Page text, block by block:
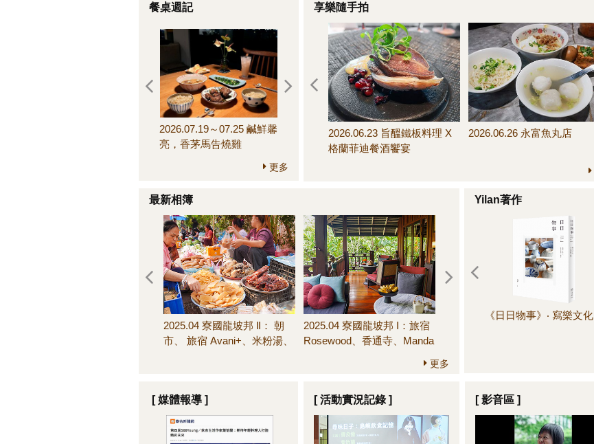
餐桌週記
2026.07.19～07.25 鹹鮮馨
亮，香茅馬告燒雞
2026.07.11～07.19 信手拈
來，饅頭新配搭
2026.07.01～07.11 變奏
版！榨菜肉絲義大利麵
更多
享樂隨手拍
2026.06.23 旨醞鐵板料理 X
格蘭菲迪餐酒饗宴
2026.06.26 永富魚丸店
最新相簿
2025.04 寮國龍坡邦 Ⅱ： 朝
市、 旅宿 Avani+、米粉湯、
2025.04 寮國龍坡邦 Ⅰ：旅宿
Rosewood、香通寺、Manda
anchoa＆其他
更多
Yilan著作
《日日物事》‧ 寫樂文化
[ 媒體報導 ] [ 活動實況記錄 ] [ 影音區 ]